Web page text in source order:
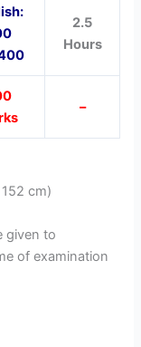
2.5
Hours
–
cm)
given to
of examination